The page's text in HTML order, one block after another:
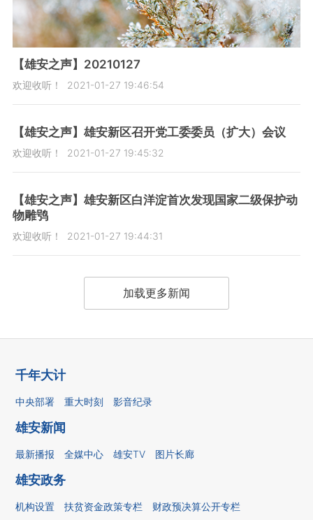
【雄安之声】20210127
欢迎收听！ 2021-01-27 19:46:54
【雄安之声】雄安新区召开党工委委员（扩大）会议
欢迎收听！ 2021-01-27 19:45:32
【雄安之声】雄安新区白洋淀首次发现国家二级保护动
物雕鸮
欢迎收听！ 2021-01-27 19:44:31
加载更多新闻
千年大计
中央部署 重大时刻 影音纪录
雄安新闻
最新播报 全媒中心 雄安TV 图片长廊
雄安政务
机构设置 扶贫资金政策专栏
财政预决算公开专栏